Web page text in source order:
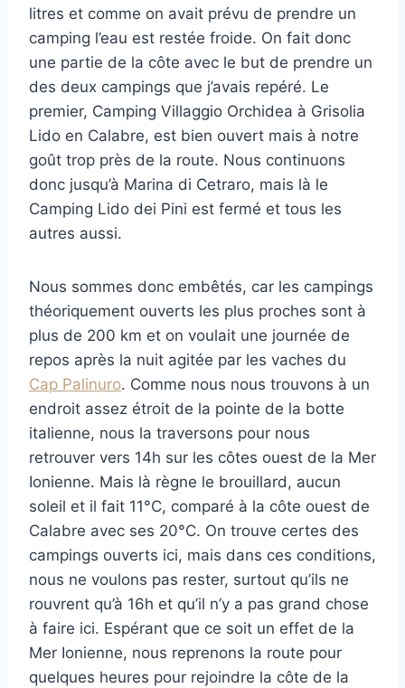
litres et comme on avait prévu de prendre un
camping l’eau est restée froide. On fait donc
une partie de la côte avec le but de prendre un
des deux campings que j’avais repéré. Le
premier, Camping Villaggio Orchidea à Grisolia
Lido en Calabre, est bien ouvert mais à notre
goût trop près de la route. Nous continuons
donc jusqu’à Marina di Cetraro, mais là le
Camping Lido dei Pini est fermé et tous les
autres aussi.
Nous sommes donc embêtés, car les campings
théoriquement ouverts les plus proches sont à
plus de 200 km et on voulait une journée de
repos après la nuit agitée par les vaches du
Cap Palinuro. Comme nous nous trouvons à un
endroit assez étroit de la pointe de la botte
italienne, nous la traversons pour nous
retrouver vers 14h sur les côtes ouest de la Mer
Ionienne. Mais là règne le brouillard, aucun
soleil et il fait 11°C, comparé à la côte ouest de
Calabre avec ses 20°C. On trouve certes des
campings ouverts ici, mais dans ces conditions,
nous ne voulons pas rester, surtout qu’ils ne
rouvrent qu’à 16h et qu’il n’y a pas grand chose
à faire ici. Espérant que ce soit un effet de la
Mer Ionienne, nous reprenons la route pour
quelques heures pour rejoindre la côte de la